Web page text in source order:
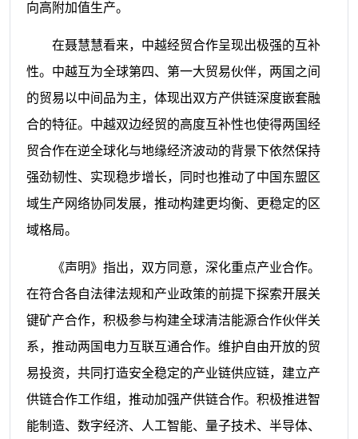
向高附加值生产。
在聂慧慧看来，中越经贸合作呈现出极强的互补
性。中越互为全球第四、第一大贸易伙伴，两国之间
的贸易以中间品为主，体现出双方产供链深度嵌套融
合的特征。中越双边经贸的高度互补性也使得两国经
贸合作在逆全球化与地缘经济波动的背景下依然保持
强劲韧性、实现稳步增长，同时也推动了中国东盟区
域生产网络协同发展，推动构建更均衡、更稳定的区
域格局。
《声明》指出，双方同意，深化重点产业合作。
在符合各自法律法规和产业政策的前提下探索开展关
键矿产合作，积极参与构建全球清洁能源合作伙伴关
系，推动两国电力互联互通合作。维护自由开放的贸
易投资，共同打造安全稳定的产业链供应链，建立产
供链合作工作组，推动加强产供链合作。积极推进智
能制造、数字经济、人工智能、量子技术、半导体、